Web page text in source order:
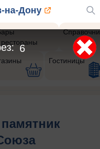
на-Дону
рестораны
Гостиницы
4